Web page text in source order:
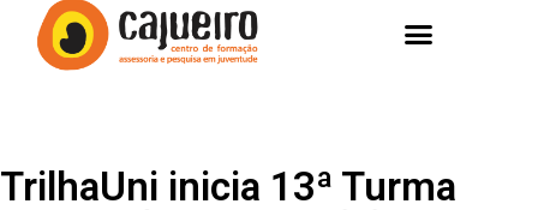
TrilhaUni inicia 13ª Turma